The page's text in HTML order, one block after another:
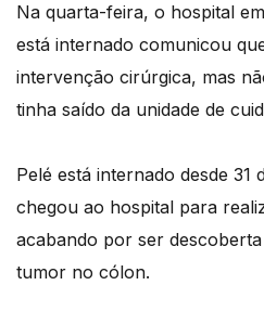
Na quarta-feira, o hospital
está internado comunicou
intervenção cirúrgica, mas
tinha saído da unidade de
Pelé está internado desde 31
chegou ao hospital para
acabando por ser
tumor no cólon.